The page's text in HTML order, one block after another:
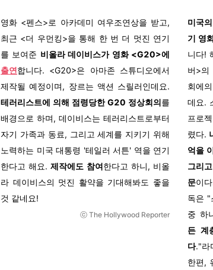
영화 <펜스>로 아카데미 여우조연상을 받고,
최근 <더 우먼킹>을 통해 한 번 더 멋진 연기
를 보여준 비올라 데이비스가 영화 <G20>에
출연합니다. <G20>은 아마존 스튜디오에서
제작될 예정이며, 장르는 액션 스릴러인데요.
테러리스트에 의해 점령당한 G20 정상회의를
배경으로 하며, 데이비스는 테러리스트로부터
자기 가족과 동료, 그리고 세계를 지키기 위해
노력하는 미국 대통령 '테일러 서튼' 역을 연기
한다고 해요.제작에도 참여한다고 하니, 비올
라 데이비스의 멋진 활약을 기대해봐도 좋을
것 같네요!
ⓒ The Hollywood Reporter
미국
기 영
니다!
버>의
회에
데요.
프로
렸다.
억을
그리
문이
독은 "
중 하
든 계
다."라
한편,